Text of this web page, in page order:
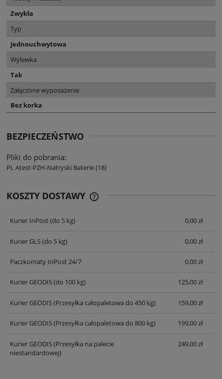
Zwykła
Typ
Jednouchwytowa
Wylewka
Tak
Załączone wyposażenie
Bez korka
BEZPIECZEŃSTWO
Pliki do pobrania:
PL Atest-PZH-Natryski Baterie (18)
KOSZTY DOSTAWY
Kurier InPost(do 5 kg) 0,00 zł
Kurier GLS(do 5 kg) 0,00 zł
Paczkomaty InPost 24/7 0,00 zł
Kurier GEODIS(do 100 kg) 125,00 zł
Kurier GEODIS(Przesyłka całopaletowa do 450 kg) 159,00 zł
Kurier GEODIS(Przesyłka całopaletowa do 800 kg) 199,00 zł
Kurier GEODIS(Przesyłka na palecie
niestandardowej)
249,00 zł